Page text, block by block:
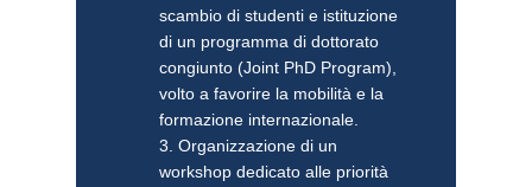
scambio di studenti e istituzione
di un programma di dottorato
congiunto (Joint PhD Program),
volto a favorire la mobilità e la
formazione internazionale.
3. Organizzazione di un
workshop dedicato alle priorità